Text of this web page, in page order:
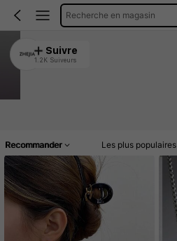
Recherche en magasin
ZHEJIA
4.91
Suivre
1.2K Suiveurs
Recommander Les plus populaires